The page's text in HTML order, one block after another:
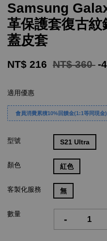
Samsung
革保護套復古紋
蓋皮套
NT$ 216 NT$ 360 -
適用優惠
會員消費累積10%回饋金(1:1等同現金)
型號 S21 Ultra
顏色 紅色
客製化服務 無
數量 -